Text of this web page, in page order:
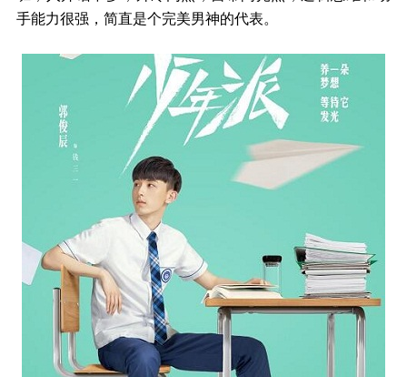
手能力很强，简直是个完美男神的代表。